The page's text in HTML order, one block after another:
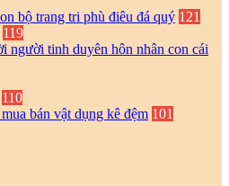
bộ trang tri phù điêu đá quý 121
119
người tinh duyên hôn nhân con cái
110
bán vật dụng kê đệm 101